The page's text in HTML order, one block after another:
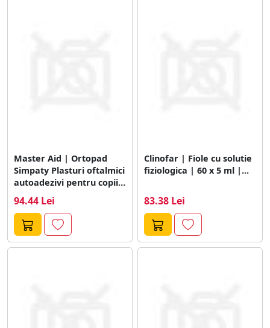
Master Aid | Ortopad
Simpaty Plasturi oftalmici
autoadezivi pentru copii |
94.44 Lei
Clinofar | Fiole cu solutie
fiziologica | 60 x 5 ml |...
83.38 Lei